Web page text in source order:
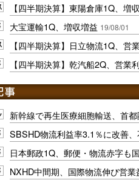
【四半期決算】東陽倉庫1Q、増
大宝運輸1Q、増収増益 19/08/01
【四半期決算】日立物流1Q、営
【四半期決算】乾汽船2Q、営業
新幹線で再生医療細胞輸送、首
SBSHD物流利益率3.1％に改善
日本郵政1Q、郵便・物流赤字も
NXHD中間期、国際物流伸び営